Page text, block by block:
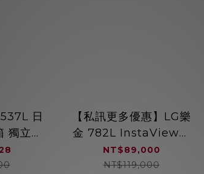
日
獨立雙
【私訊更多優惠】LG樂
金 782L InstaView™
敲敲看門中門冰球四門
冰箱 GR-AQC82BS
NT$89,000
NT$119,000